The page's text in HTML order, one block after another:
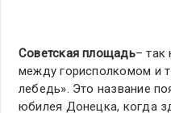
Советская площадь– так
между горисполкомом и
лебедь». Это название
юбилея Донецка, когда